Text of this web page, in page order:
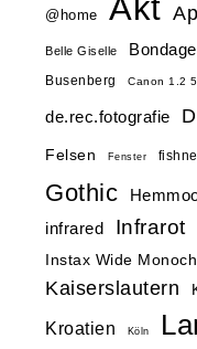
@home Akt
Belle Giselle Bondage
Busenberg Canon 1.2
de.rec.fotografie
Felsen Fenster
Gothic
infrared Infrarot
Instax Wide
Kaiserslautern
Kroatien Köln